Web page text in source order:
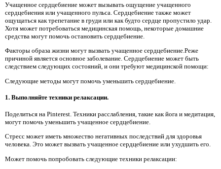
Учащенное сердцебиение может вызывать ощущение учащенного
сердцебиения или учащенного пульса. Сердцебиение также может
ощущаться как трепетание в груди или как будто сердце пропустило удар.
Хотя может потребоваться медицинская помощь, некоторые домашние
средства могут помочь остановить сердцебиение.
Факторы образа жизни могут вызвать учащенное сердцебиение.Реже
причиной является основное заболевание. Сердцебиение может быть
следствием следующих состояний, и они требуют медицинской помощи:
Следующие методы могут помочь уменьшить сердцебиение.
1. Выполняйте техники релаксации.
Поделиться на Pinterest. Техники расслабления, такие как йога и медитация,
могут помочь уменьшить учащенное сердцебиение.
Стресс может иметь множество негативных последствий для здоровья
человека. Это может вызвать учащенное сердцебиение или ухудшить его.
Может помочь попробовать следующие техники релаксации: